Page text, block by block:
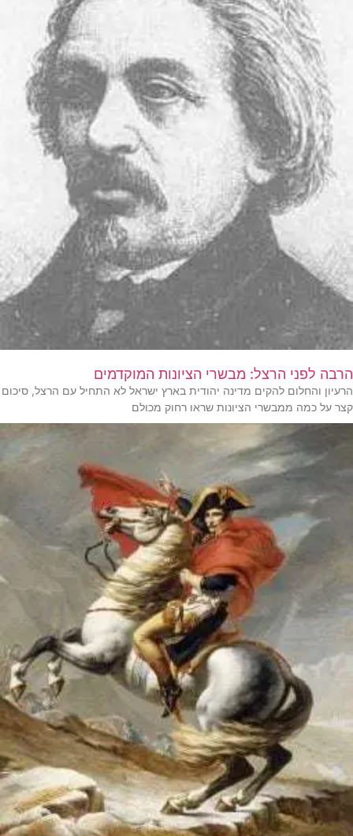
הרבה לפני הרצל: מבשרי הציונות המוקדמים
הרעיון והחלום להקים מדינה יהודית בארץ ישראל לא התחיל עם הרצל, סיכום
קצר על כמה ממבשרי הציונות שראו רחוק מכולם